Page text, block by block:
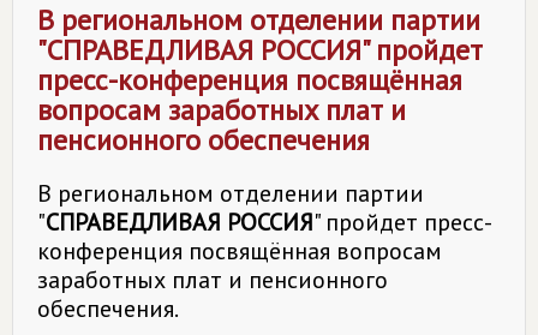
В региональном отделении партии
"СПРАВЕДЛИВАЯ РОССИЯ" пройдет
пресс-конференция посвящённая
вопросам заработных плат и
пенсионного обеспечения
В региональном отделении партии
"СПРАВЕДЛИВАЯ РОССИЯ" пройдет пресс-
конференция посвящённая вопросам
заработных плат и пенсионного
обеспечения.